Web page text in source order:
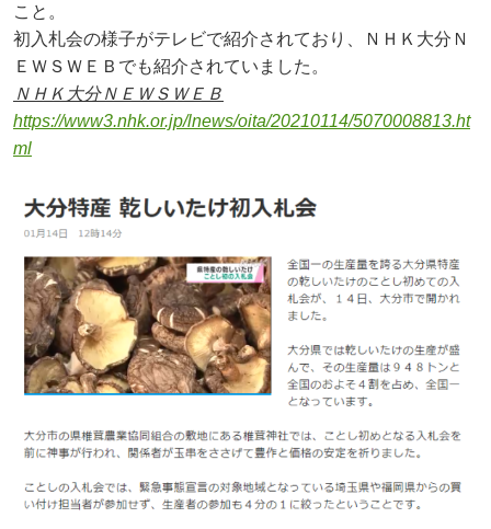
こと。
初入札会の様子がテレビで紹介されており、ＮＨＫ大分Ｎ
ＥＷＳＷＥＢでも紹介されていました。
ＮＨＫ大分ＮＥＷＳＷＥＢ
https://www3.nhk.or.jp/lnews/oita/20210114/5070008813.ht
ml